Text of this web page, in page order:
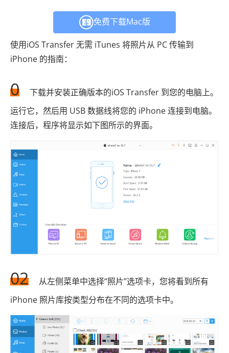
免费下载Mac版
使用iOS Transfer 无需 iTunes 将照片从 PC 传输到
iPhone 的指南：
0
下载并安装正确版本的iOS Transfer 到您的电脑上。
运行它，然后用 USB 数据线将您的 iPhone 连接到电脑。
连接后，程序将显示如下图所示的界面。
02
从左侧菜单中选择“照片”选项卡，您将看到所有
iPhone 照片库按类型分布在不同的选项卡中。